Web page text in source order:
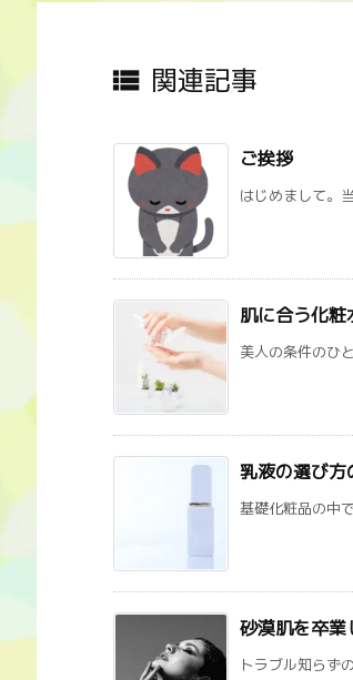
 関連記事
ご挨拶
はじめまして。
肌に合う化粧
美人の条件のひ
乳液の選び方
基礎化粧品の中
砂漠肌を卒
トラブル知らず